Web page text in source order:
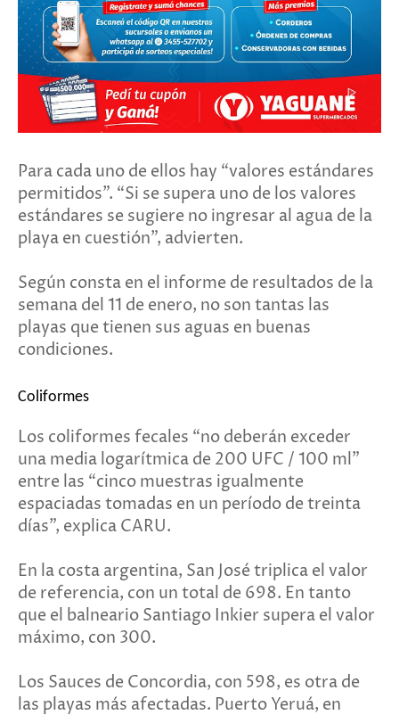
Para cada uno de ellos hay “valores estándares
permitidos”. “Si se supera uno de los valores
estándares se sugiere no ingresar al agua de la
playa en cuestión”, advierten.
Según consta en el informe de resultados de la
semana del 11 de enero, no son tantas las
playas que tienen sus aguas en buenas
condiciones.
Coliformes
Los coliformes fecales “no deberán exceder
una media logarítmica de 200 UFC / 100 ml”
entre las “cinco muestras igualmente
espaciadas tomadas en un período de treinta
días”, explica CARU.
En la costa argentina, San José triplica el valor
de referencia, con un total de 698. En tanto
que el balneario Santiago Inkier supera el valor
máximo, con 300.
Los Sauces de Concordia, con 598, es otra de
las playas más afectadas. Puerto Yeruá, en